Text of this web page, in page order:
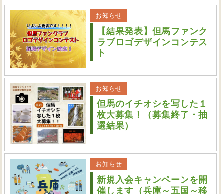
お知らせ
【結果発表】但馬ファンク
ラブロゴデザインコンテス
ト
お知らせ
但馬のイチオシを写した１
枚大募集！（募集終了・抽
選結果）
お知らせ
新規入会キャンペーンを開
催します（兵庫～五国～移